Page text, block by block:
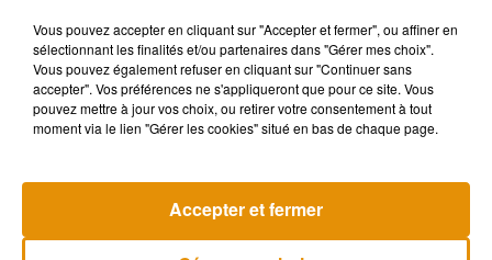
5 août 2026
Après le film, bientôt une docu-série
sur le père de Michael Jackson
4 août 2026
Tiny Desk
live session
Vous pouvez accepter en cliquant sur "Accepter et fermer", ou affiner en
sélectionnant les finalités et/ou partenaires dans "Gérer mes choix".
Vous pouvez également refuser en cliquant sur "Continuer sans
accepter". Vos préférences ne s'appliqueront que pour ce site. Vous
pouvez mettre à jour vos choix, ou retirer votre consentement à tout
moment via le lien "Gérer les cookies" situé en bas de chaque page.
Accepter et fermer